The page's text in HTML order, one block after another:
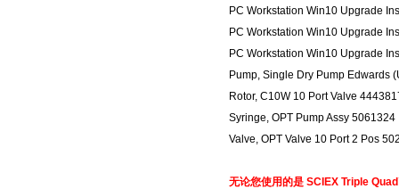
PC Workstation Win10 Upgrade
PC Workstation Win10 Upgrade
PC Workstation Win10 Upgrade
Pump, Single Dry Pump Edwards
Rotor, C10W 10 Port Valve
Syringe, OPT Pump Assy 5061324
Valve, OPT Valve 10 Port 2 Pos
无论您使用的是 SCIEX Triple